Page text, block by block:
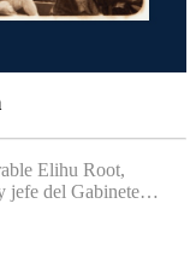
Elihu Root,
jefe del Gabinete…